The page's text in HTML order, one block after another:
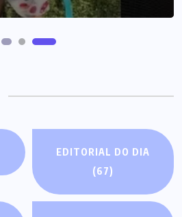
EDITORIAL DO DIA
(67)